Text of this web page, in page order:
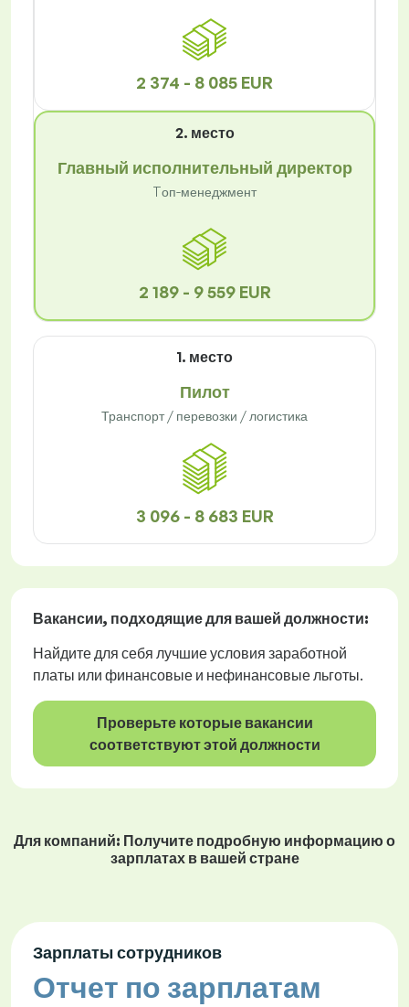
2 374 - 8 085 EUR
2. место
Главный исполнительный директор
Tоп-менеджмент
2 189 - 9 559 EUR
1. место
Пилот
Транспорт / перевозки / логистика
3 096 - 8 683 EUR
Вакансии, подходящие для вашей должности:
Найдите для себя лучшие условия заработной
платы или финансовые и нефинансовые льготы.
Проверьте которые вакансии
соответствуют этой должности
Для компаний: Получите подробную информацию о
зарплатах в вашей стране
Зарплаты сотрудников
Отчет по зарплатам